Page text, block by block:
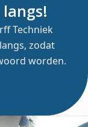
Techniek
zodat
worden.